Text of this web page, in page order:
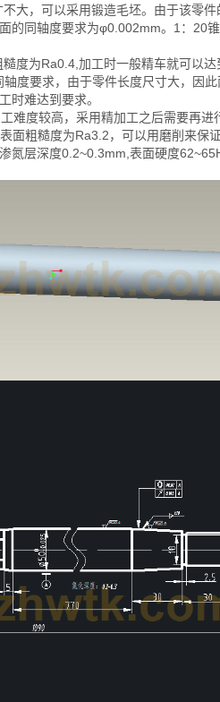
第2页/ 共计24页，预览前
第3页/ 共计24页，预览前
大，可以采用锻造毛坯。由于该零
同轴度要求为φ0.002mm。1：20
度为Ra0.4,加工时一般精车就可以达
度要求，由于零件长度尺寸大，因此
时难达到要求。
难度较高，采用精加工之后需要再
面粗糙度为Ra3.2，可以用磨削来保证
渗氮层深度0.2~0.3mm,表面硬度